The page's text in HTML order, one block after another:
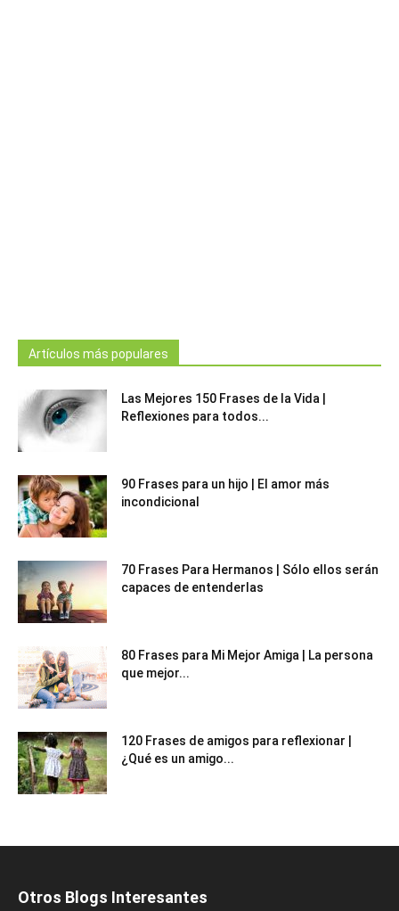
Artículos más populares
Las Mejores 150 Frases de la Vida |
Reflexiones para todos...
90 Frases para un hijo | El amor más
incondicional
70 Frases Para Hermanos | Sólo ellos serán
capaces de entenderlas
80 Frases para Mi Mejor Amiga | La persona
que mejor...
120 Frases de amigos para reflexionar |
¿Qué es un amigo...
Otros Blogs Interesantes